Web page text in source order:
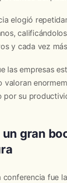
elogió
y cada vez
las empresas
valoran
por su
gran
conferencia fue